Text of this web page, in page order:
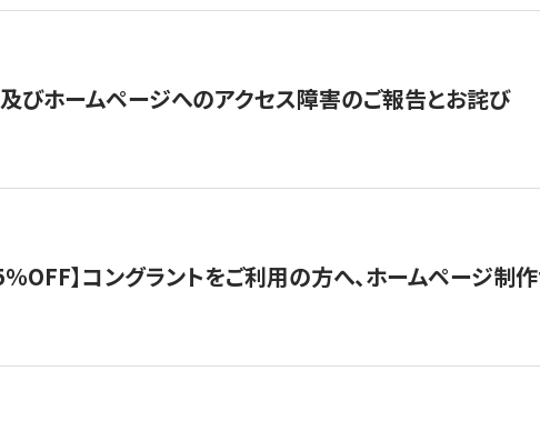
びホームページへのアクセス障害のご報告とお詫び
OFF】コングラントをご利用の方へ、ホームページ制